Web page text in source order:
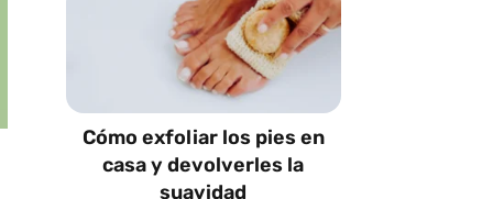
Cómo exfoliar los pies en
casa y devolverles la
suavidad